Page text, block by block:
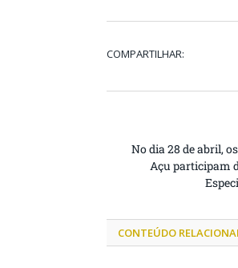
COMPARTILHAR:
No dia 28 de abril,
Açu participam
CONTEÚDO